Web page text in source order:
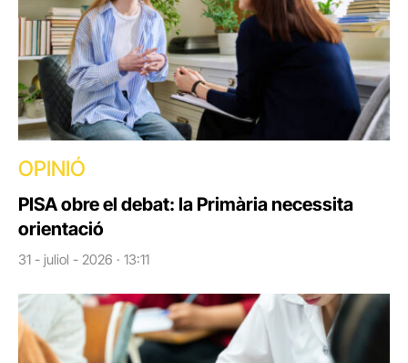
OPINIÓ
PISA obre el debat: la Primària necessita
orientació
31 - juliol - 2026 · 13:11